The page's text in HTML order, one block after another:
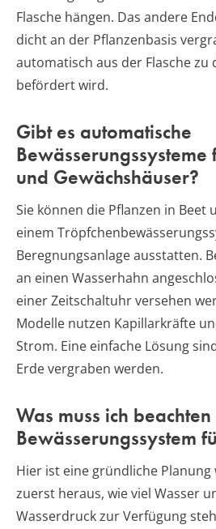
Flasche hängen. Das andere
dicht an der Pflanzenbasis
automatisch aus der Flasche zu
befördert wird.
Gibt es automatische
Bewässerungssysteme
und Gewächshäuser?
Sie können die Pflanzen in Beet
einem
Beregnungsanlage ausstatten.
an einen Wasserhahn
einer Zeitschaltuhr versehen
Modelle nutzen Kapillarkräfte
Strom. Eine einfache Lösung
Erde vergraben werden.
Was muss ich
Bewässerungssystem
Hier ist eine gründliche Planung
zuerst heraus, wie viel Wasser
Wasserdruck zur Verfügung